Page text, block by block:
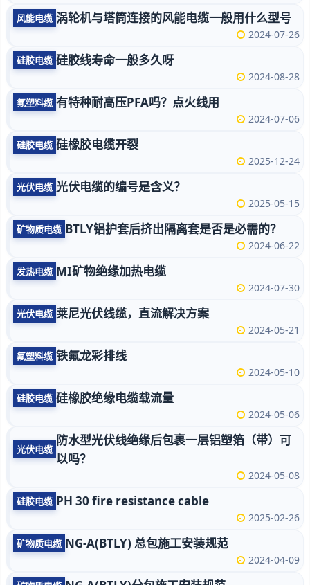
风能电缆 涡轮机与塔筒连接的风能电缆一般用什么型号
2024-07-26
硅胶电缆 硅胶线寿命一般多久呀
2024-08-28
氟塑料缆 有特种耐高压PFA吗？点火线用
2024-07-06
硅胶电缆 硅橡胶电缆开裂
2025-12-24
光伏电缆 光伏电缆的编号是含义？
2025-05-15
矿物质电缆 BTLY铝护套后挤出隔离套是否是必需的？
2024-06-22
发热电缆 MI矿物绝缘加热电缆
2024-07-30
光伏电缆 莱尼光伏线缆，直流解决方案
2024-05-21
氟塑料缆 铁氟龙彩排线
2024-05-10
硅胶电缆 硅橡胶绝缘电缆载流量
2024-05-06
光伏电缆
防水型光伏线绝缘后包裹一层铝塑箔（带）可
以吗？
2024-05-08
硅胶电缆 PH 30 fire resistance cable
2025-02-26
矿物质电缆 NG-A(BTLY) 总包施工安装规范
2024-04-09